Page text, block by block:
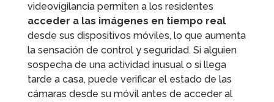
videovigilancia permiten a los residentes
acceder a las imágenes en tiempo real
desde sus dispositivos móviles, lo que aumenta
la sensación de control y seguridad. Si alguien
sospecha de una actividad inusual o si llega
tarde a casa, puede verificar el estado de las
cámaras desde su móvil antes de acceder al